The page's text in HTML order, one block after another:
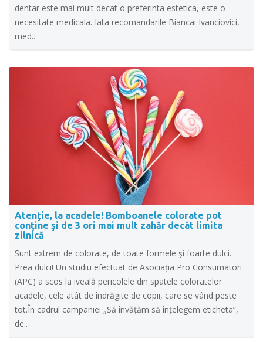
dentar este mai mult decat o preferinta estetica, este o
necesitate medicala. Iata recomandarile Biancai Ivanciovici,
med..
Atenție, la acadele! Bomboanele colorate pot
conţine şi de 3 ori mai mult zahăr decât limita
zilnică
Sunt extrem de colorate, de toate formele și foarte dulci.
Prea dulci! Un studiu efectuat de Asociaţia Pro Consumatori
(APC) a scos la iveală pericolele din spatele coloratelor
acadele, cele atât de îndrăgite de copii, care se vând peste
tot.În cadrul campaniei „Să învăţăm să înţelegem eticheta”,
de..